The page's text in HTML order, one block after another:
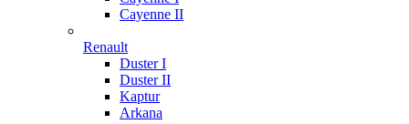
Cayenne II
Renault
Duster I
Duster II
Kaptur
Arkana